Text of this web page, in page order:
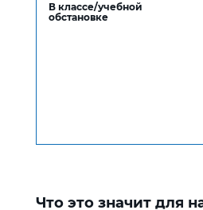
В классе/учебной
обстановке
Что это значит для